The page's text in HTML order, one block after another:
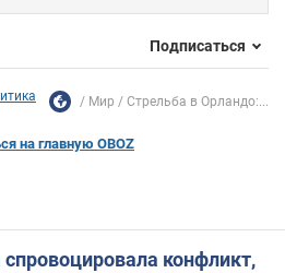
Подписаться
Мир Стрельба в Орландо:...
на главную OBOZ
конфликт,